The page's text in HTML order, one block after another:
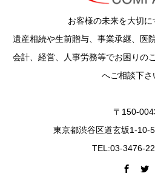
お客様の未来を大切に
遺産相続や生前贈与、事業承継、医
会計、経営、人事労務等でお困りの
へご相談下さ
〒150-
東京都渋谷区道玄坂1-10-
TEL:03-3476-